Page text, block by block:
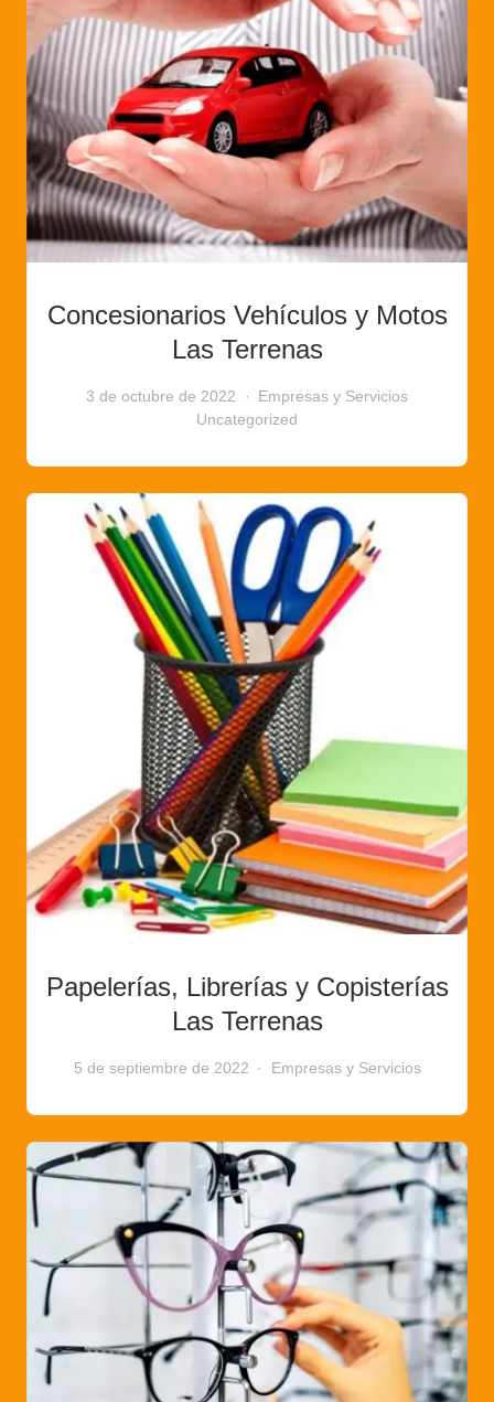
Concesionarios Vehículos y Motos
Las Terrenas
3 de octubre de 2022
Empresas y Servicios
Uncategorized
Papelerías, Librerías y Copisterías
Las Terrenas
5 de septiembre de 2022 Empresas y Servicios